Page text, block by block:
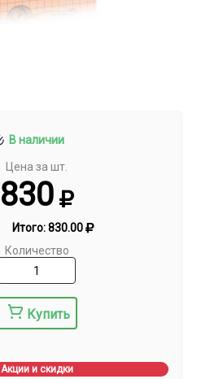
В наличии
Цена за шт.
830
Итого:830.00
Количество
Купить
Акции и скидки